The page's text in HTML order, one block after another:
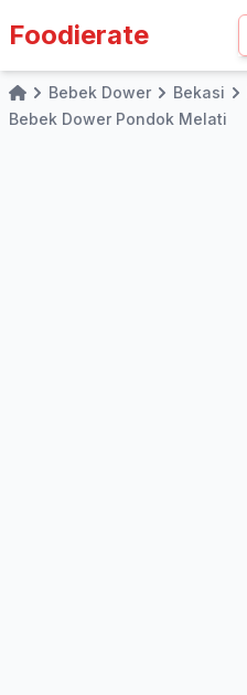
Foodierate
HomeBebek Dower Bekasi
Bebek Dower Pondok Melati